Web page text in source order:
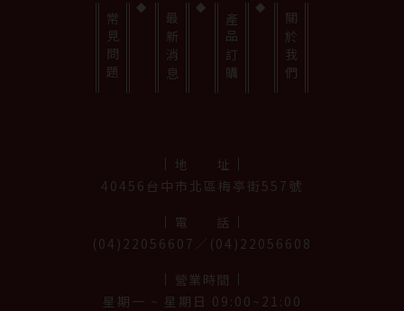
常見問題 最新消息 產品訂購 關於我們
地址
40456台中市北區梅亭街557號
電話
(04)22056607／(04)22056608
營業時間
星期⼀ ~ 星期日 09:00~21:00